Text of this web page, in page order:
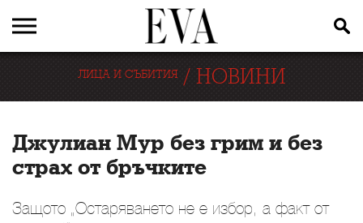
ЛИЦА И СЪБИТИЯ/ НОВИНИ
Джулиан Мур без грим и без
страх от бръчките
Защото „Остаряването не е избор, а факт от